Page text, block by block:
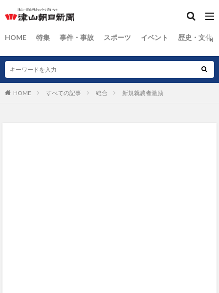
HOME 特集 事件・事故 スポーツ イベント 歴史・文化
HOME すべての記事 総合 新規就農者激励